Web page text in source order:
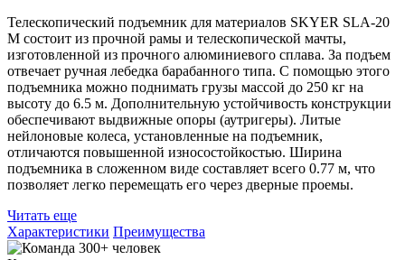
Телескопический подъемник для материалов SKYER SLA-20
M состоит из прочной рамы и телескопической мачты,
изготовленной из прочного алюминиевого сплава. За подъем
отвечает ручная лебедка барабанного типа. С помощью этого
подъемника можно поднимать грузы массой до 250 кг на
высоту до 6.5 м. Дополнительную устойчивость конструкции
обеспечивают выдвижные опоры (аутригеры). Литые
нейлоновые колеса, установленные на подъемник,
отличаются повышенной износостойкостью. Ширина
подъемника в сложенном виде составляет всего 0.77 м, что
позволяет легко перемещать его через дверные проемы.
Читать еще
Характеристики Преимущества